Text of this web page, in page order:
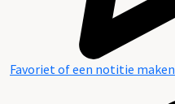
Favoriet of een notitie maken